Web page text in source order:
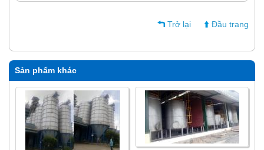
Trở lại Đầu trang
Sản phẩm khác